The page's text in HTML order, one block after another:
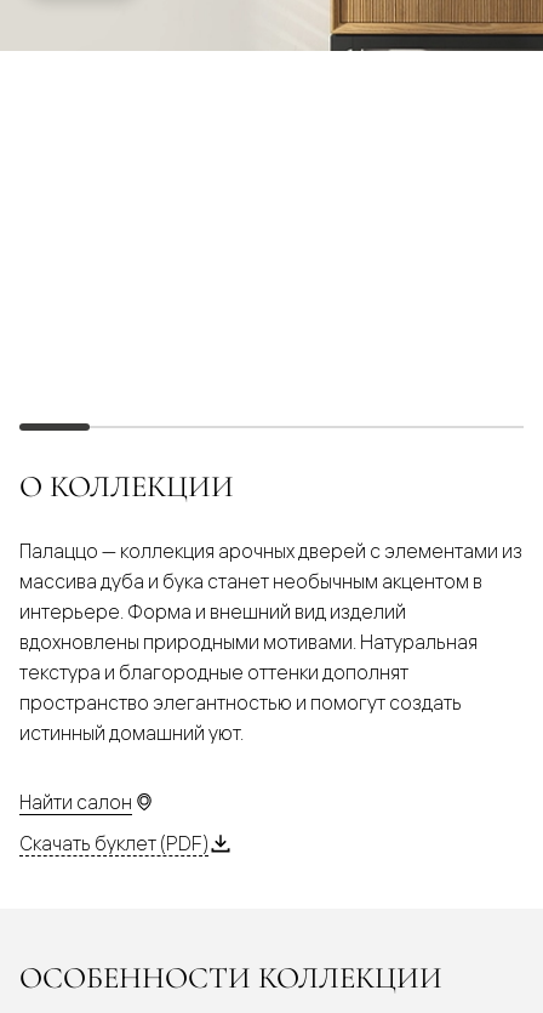
О КОЛЛЕКЦИИ
Палаццо — коллекция арочных дверей с элементами из
массива дуба и бука станет необычным акцентом в
интерьере. Форма и внешний вид изделий
вдохновлены природными мотивами. Натуральная
текстура и благородные оттенки дополнят
пространство элегантностью и помогут создать
истинный домашний уют.
Найти салон
Скачать буклет (PDF)
ОСОБЕННОСТИ КОЛЛЕКЦИИ